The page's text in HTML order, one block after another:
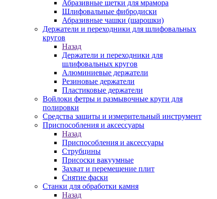
Абразивные щетки для мрамора
Шлифовальные фибродиски
Абразивные чашки (шарошки)
Держатели и переходники для шлифовальных
кругов
Назад
Держатели и переходники для
шлифовальных кругов
Алюминиевые держатели
Резиновые держатели
Пластиковые держатели
Войлоки фетры и размывочные круги для
полировки
Средства защиты и измерительный инструмент
Приспособления и аксессуары
Назад
Приспособления и аксессуары
Струбцины
Присоски вакуумные
Захват и перемещение плит
Снятие фаски
Станки для обработки камня
Назад